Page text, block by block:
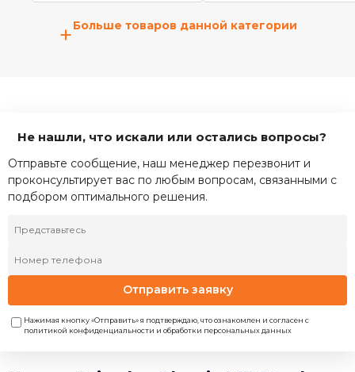
+Больше товаров данной категории
Не нашли, что искали или остались вопросы?
Отправьте сообщение, наш менеджер перезвонит и
проконсультирует вас по любым вопросам, связанными с
подбором оптимального решения.
Отправить заявку
Нажимая кнопку «Отправить» я подтверждаю, что ознакомлен и согласен с
политикой конфиденциальности и обработки персональных данных